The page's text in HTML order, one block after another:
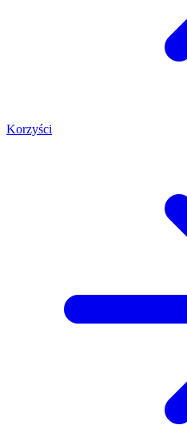
Korzyści